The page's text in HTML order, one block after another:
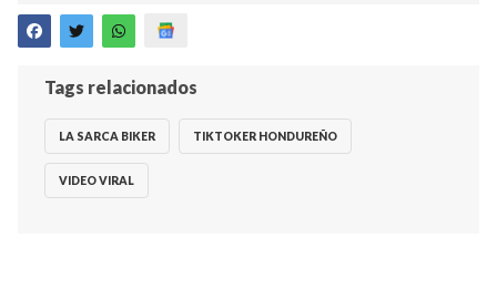
Tags relacionados
LA SARCA BIKER TIKTOKER HONDUREÑO
VIDEO VIRAL